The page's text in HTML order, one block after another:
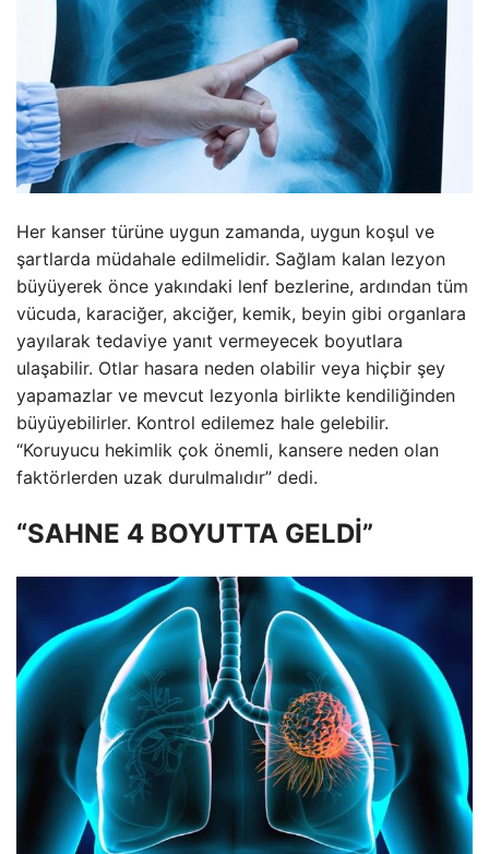
Her kanser türüne uygun zamanda, uygun koşul ve
şartlarda müdahale edilmelidir. Sağlam kalan lezyon
büyüyerek önce yakındaki lenf bezlerine, ardından tüm
vücuda, karaciğer, akciğer, kemik, beyin gibi organlara
yayılarak tedaviye yanıt vermeyecek boyutlara
ulaşabilir. Otlar hasara neden olabilir veya hiçbir şey
yapamazlar ve mevcut lezyonla birlikte kendiliğinden
büyüyebilirler. Kontrol edilemez hale gelebilir.
“Koruyucu hekimlik çok önemli, kansere neden olan
faktörlerden uzak durulmalıdır” dedi.
“SAHNE 4 BOYUTTA GELDİ”